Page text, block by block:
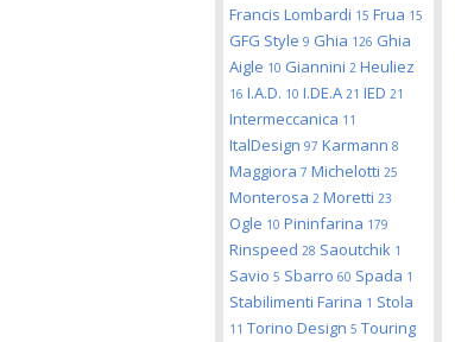
Francis Lombardi 15 Frua 15
GFG Style 9 Ghia 126 Ghia
Aigle 10 Giannini 2 Heuliez
16 I.A.D. 10 I.DE.A 21 IED 21
Intermeccanica 11
ItalDesign 97 Karmann 8
Maggiora 7 Michelotti 25
Monterosa 2 Moretti 23
Ogle 10 Pininfarina 179
Rinspeed 28 Saoutchik 1
Savio 5 Sbarro 60 Spada 1
Stabilimenti Farina 1 Stola
11 Torino Design 5 Touring